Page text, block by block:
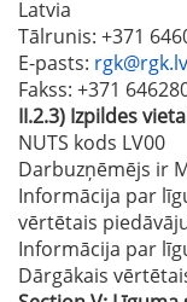
Latvia
Tālrunis: +371
E-pasts: rgk@rgk.lv
Fakss: +371
II.2.3) Izpildes
NUTS kods LV00
Darbuzņēmējs ir
Informācija par
vērtētais
Informācija par
Dārgākais